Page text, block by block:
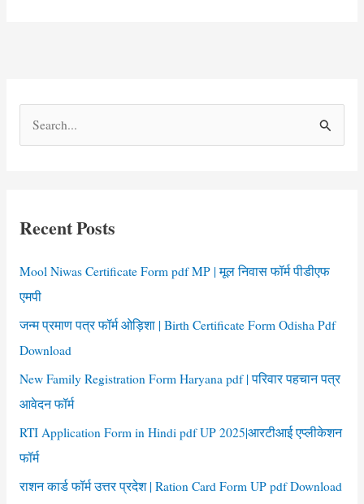
e
f
o
r
:
Recent Posts
Mool Niwas Certificate Form pdf MP | मूल निवास फॉर्म पीडीएफ
एमपी
जन्म प्रमाण पत्र फॉर्म ओड़िशा | Birth Certificate Form Odisha Pdf
Download
New Family Registration Form Haryana pdf | परिवार पहचान पत्र
आवेदन फॉर्म
RTI Application Form in Hindi pdf UP 2025|आरटीआई एप्लीकेशन
फॉर्म
राशन कार्ड फॉर्म उत्तर प्रदेश | Ration Card Form UP pdf Download